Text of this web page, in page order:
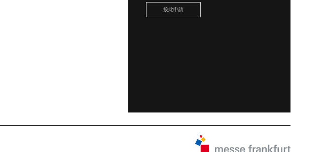
按此申請